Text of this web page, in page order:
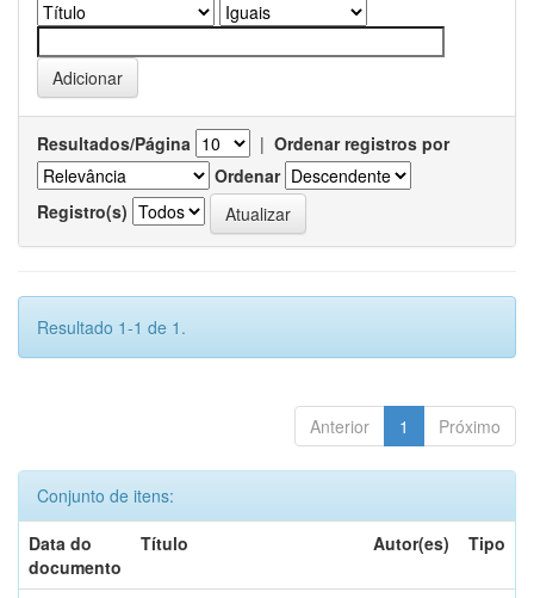
Resultados/Página | Ordenar registros por
Ordenar
Registro(s)
Resultado 1-1 de 1.
Anterior 1 Próximo
Conjunto de itens:
Data do
documento
Título Autor(es) Tipo